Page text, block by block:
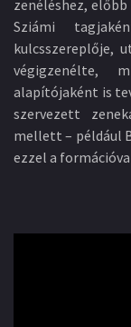
zenéléshez,
Sziámi
kulcsszereplője,
végigzenélte,
alapítójaként is
szervezett
mellett – például
ezzel a